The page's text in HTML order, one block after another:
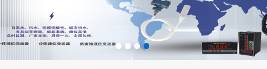
压力变送器 通用型压力变送器
液位变送器 流量计